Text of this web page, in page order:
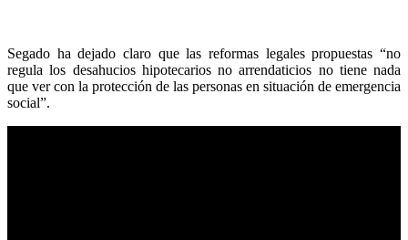
Segado ha dejado claro que las reformas legales propuestas “no
regula los desahucios hipotecarios no arrendaticios no tiene nada
que ver con la protección de las personas en situación de emergencia
social”.